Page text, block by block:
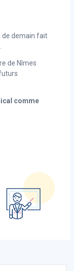
de demain fait
de Nîmes
comme